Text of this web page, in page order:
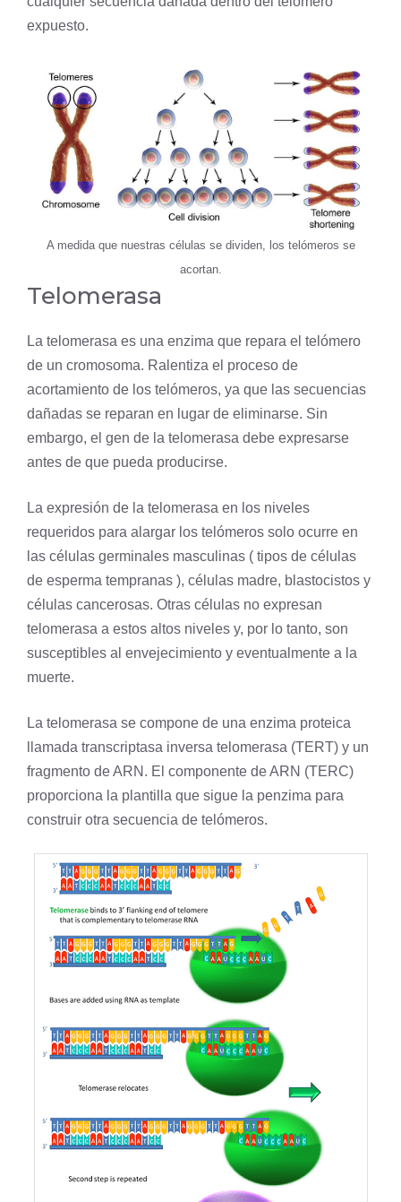
expuesto.
A medida que nuestras células se dividen, los telómeros se
acortan.
Telomerasa
La telomerasa es una enzima que repara el telómero
de un cromosoma. Ralentiza el proceso de
acortamiento de los telómeros, ya que las secuencias
dañadas se reparan en lugar de eliminarse. Sin
embargo, el gen de la telomerasa debe expresarse
antes de que pueda producirse.
La expresión de la telomerasa en los niveles
requeridos para alargar los telómeros solo ocurre en
las células germinales masculinas ( tipos de células
de esperma tempranas ), células madre, blastocistos y
células cancerosas. Otras células no expresan
telomerasa a estos altos niveles y, por lo tanto, son
susceptibles al envejecimiento y eventualmente a la
muerte.
La telomerasa se compone de una enzima proteica
llamada transcriptasa inversa telomerasa (TERT) y un
fragmento de ARN. El componente de ARN (TERC)
proporciona la plantilla que sigue la penzima para
construir otra secuencia de telómeros.